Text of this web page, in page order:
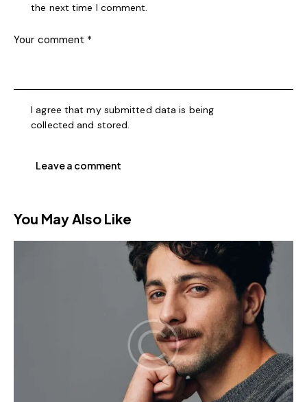
the next time I comment.
I agree that my submitted data is being
collected and stored.
You May Also Like